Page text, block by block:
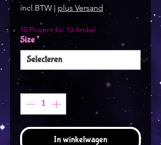
incl.BTW | plus Versand
10 Prozent für 10 Artikel
Size*
In winkelwagen